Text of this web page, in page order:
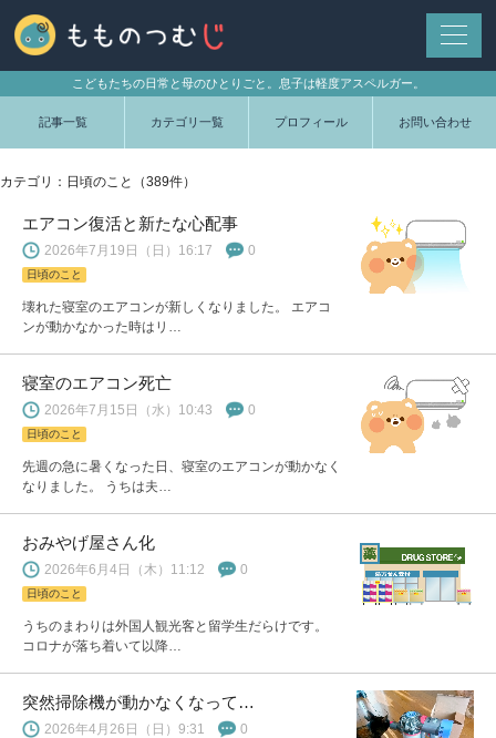
こどもたちの日常と母のひとりごと。息子は軽度アスペルガー。
記事一覧 カテゴリ一覧 プロフィール お問い合わせ
カテゴリ：日頃のこと（389件）
エアコン復活と新たな心配事
2026年7月19日（日）16:17 0
日頃のこと
壊れた寝室のエアコンが新しくなりました。 エアコ
ンが動かなかった時はリ…
寝室のエアコン死亡
2026年7月15日（水）10:43 0
日頃のこと
先週の急に暑くなった日、寝室のエアコンが動かなく
なりました。 うちは夫…
おみやげ屋さん化
2026年6月4日（木）11:12 0
日頃のこと
うちのまわりは外国人観光客と留学生だらけです。
コロナが落ち着いて以降…
突然掃除機が動かなくなって…
2026年4月26日（日）9:31 0